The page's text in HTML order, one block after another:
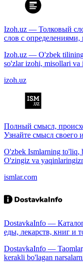
Izoh.uz — Толковый
слов с
Izoh.uz — O'zbek
so'zlar izohi, misollari va
izoh.uz
Полный смысл,
Узнайте смысл своего
O'zbek Ismlarning to'liq,
O'zingiz va
ismlar.com
DostavkaInfo —
еды, лекарств, книг и
DostavkaInfo —
kerakli bo'lagan